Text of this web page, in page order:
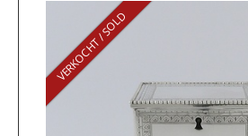
VERKOCHT / SOLD